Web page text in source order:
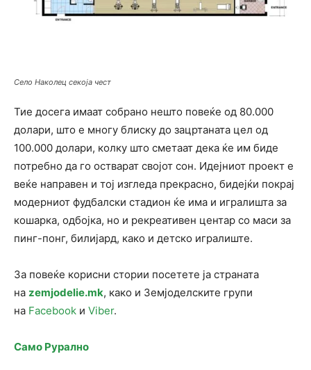
Село Наколец секоја чест
Тие досега имаат собрано нешто повеќе од 80.000
долари, што е многу блиску до зацртаната цел од
100.000 долари, колку што сметаат дека ќе им биде
потребно да го остварат својот сон. Идејниот проект е
веќе направен и тој изгледа прекрасно, бидејќи покрај
модерниот фудбалски стадион ќе има и игралишта за
кошарка, одбојка, но и рекреативен центар со маси за
пинг-понг, билијард, како и детско игралиште.
За повеќе корисни стории посетете ја страната
на zemjodelie.mk, како и Земјоделските групи
на Facebook и Viber.
Само Рурално